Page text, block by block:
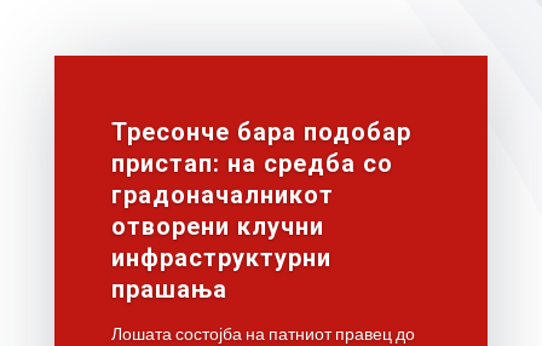
Тресонче бара подобар
пристап: на средба со
градоначалникот
отворени клучни
инфраструктурни
прашања
Лошата состојба на патниот правец до